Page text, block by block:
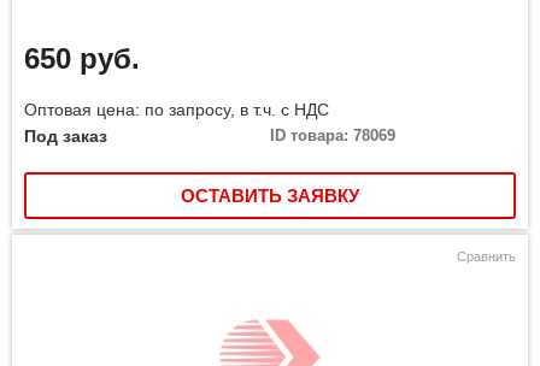
650 руб.
Оптовая цена: по запросу, в т.ч. с НДС
Под заказ
ID товара: 78069
ОСТАВИТЬ ЗАЯВКУ
Сравнить